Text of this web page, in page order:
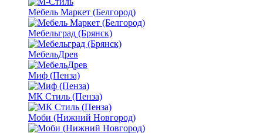
Мебель Маркет (Белгород)
Мебельград (Брянск)
МебельДрев
Миф (Пенза)
МК Стиль (Пенза)
Моби (Нижний Новгород)